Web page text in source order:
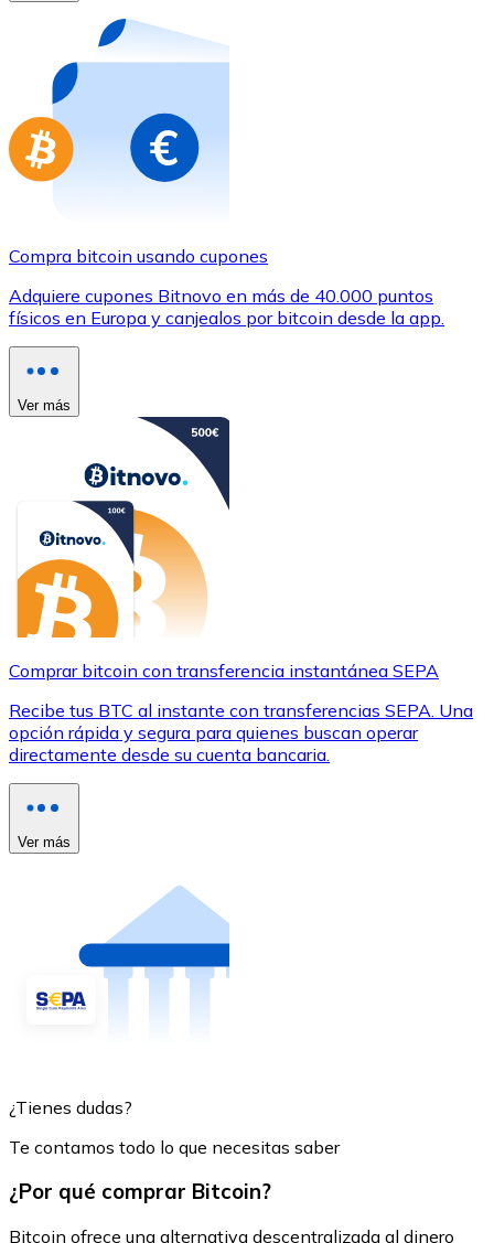
Compra tarjetas regalo de tus marcas favoritas con
Ir a la tienda de tarjetas regalo
Compra bitcoin usando cupones
Adquiere cupones Bitnovo en más de 40.000 puntos
físicos en Europa y canjealos por bitcoin desde la app.
Ver más
Comprar bitcoin con transferencia instantánea SEPA
Recibe tus BTC al instante con transferencias SEPA. Una
opción rápida y segura para quienes buscan operar
directamente desde su cuenta bancaria.
Ver más
¿Tienes dudas?
Te contamos todo lo que necesitas saber
¿Por qué comprar Bitcoin?
Bitcoin ofrece una alternativa descentralizada al dinero